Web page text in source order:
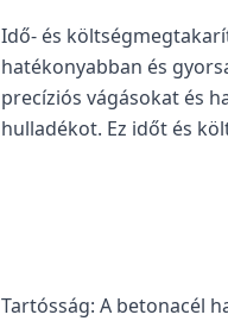
Idő- és
hatékonyabban és
precíziós vágásokat és
hulladékot. Ez időt és
Tartósság: A betonacél